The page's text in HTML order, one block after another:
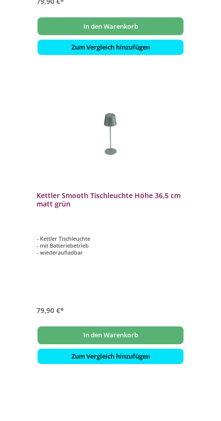
In den Warenkorb
Zum Vergleich hinzufügen
Kettler Smooth Tischleuchte Höhe 36,5 cm
matt grün
- Kettler Tischleuchte
- mit Batteriebetrieb
- wiederaufladbar
79,90 €*
In den Warenkorb
Zum Vergleich hinzufügen